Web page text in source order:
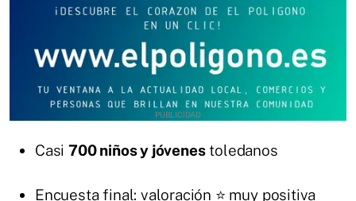
Casi700 niños y jóvenestoledanos
Encuesta final: valoración ⭐ muy positiva